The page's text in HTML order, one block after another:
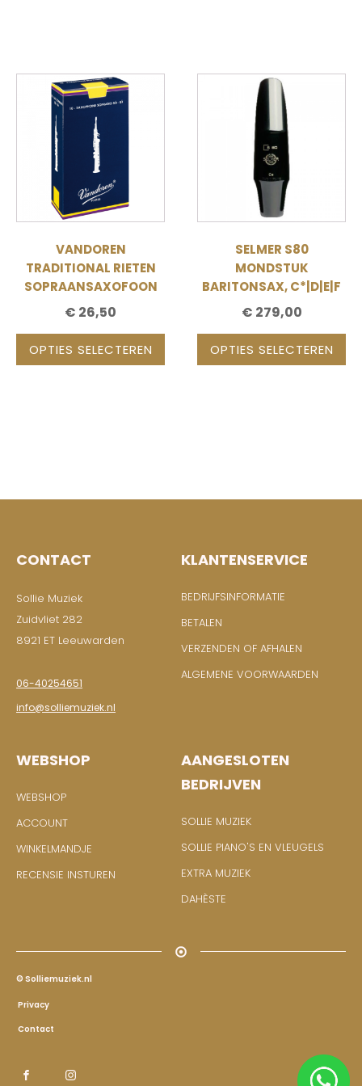
VANDOREN
TRADITIONAL RIETEN
SOPRAANSAXOFOON
€ 26,50
OPTIES SELECTEREN
product
meerdere
variaties.
kan
worden
op
de
productpagina
SELMER S80
MONDSTUK
BARITONSAX, C*|D|E|F
€ 279,00
OPTIES SELECTEREN
meerdere
kan
worden
de
productpagina
CONTACT
Sollie Muziek
Zuidvliet 282
8921 ET Leeuwarden
06-40254651
info@solliemuziek.nl
KLANTENSERVICE
BEDRIJFSINFORMATIE
BETALEN
VERZENDEN OF AFHALEN
ALGEMENE VOORWAARDEN
WEBSHOP
WEBSHOP
ACCOUNT
WINKELMANDJE
RECENSIE INSTUREN
AANGESLOTEN
BEDRIJVEN
SOLLIE MUZIEK
SOLLIE PIANO'S EN VLEUGELS
EXTRA MUZIEK
DAHÈSTE
© Solliemuziek.nl
Privacy
Contact